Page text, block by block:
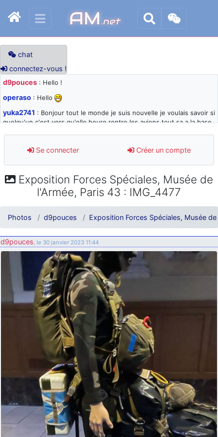
AM.net
chat
connectez-vous !
d9pouces : Hello !
operaso : Hello
yuka2741 : Bonjour tout le monde je suis nouvelle je voulais savoir si
quelqu'un c'est vers qu'elle heure rentre les avions tout sa a la base
d9pouces: désolé pour les quelques blocages du site ces derniers
jours : je teste des méthodes contre le spam et les bots trop nocifs
paxwax : Super, la nouvelle bannière
bien sûr que oui !
je suis un avion@,._,+: Bonjour je viens d'arriver il y a quelques
moi et quelques avions n'ont pas les mêmes noms qu'aujourd'hui
ouakamois: Bonjourà toutes et à tous.en espérantque ces
quelques images du Pays Basque vous auront plu ; Agur…
d9pouces : Je me rattraperai à la Ferté samedi
: Malheureusement nonun peu trop loin pour moi !
: Bonjour, certains parmis vous étaient-ils présent au
meeting de Lann Bihoué de 2026 ?
cachée dans les pins
: Coucou et excellente année 2026 à tous et
jericho: Bonne année et tous mes meilleurs voeux à tous pour
2026 !
little boy
: je vous souhaite un bon réveillon pour cette nouvelle
année!
jericho
: Merci D9pouces, à mon tour de souhaiter un Joyeux Noël
Se connecter Créer un compte
Exposition Forces Spéciales, Musée de
l'Armée, Paris 43 : IMG_4477
Photos d9pouces Exposition Forces Spéciales, Musée
d9pouces, le 30 janvier 2023 11:44